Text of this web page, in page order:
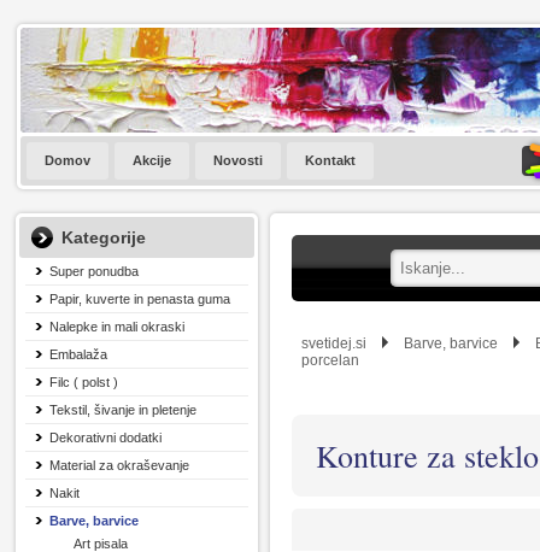
Domov Akcije Novosti Kontakt
Kategorije
Super ponudba
Papir, kuverte in penasta guma
Nalepke in mali okraski
Embalaža
Filc ( polst )
Tekstil, šivanje in pletenje
Dekorativni dodatki
Material za okraševanje
Nakit
Barve, barvice
Art pisala
svetidej.si Barve, barvice
porcelan
Konture za